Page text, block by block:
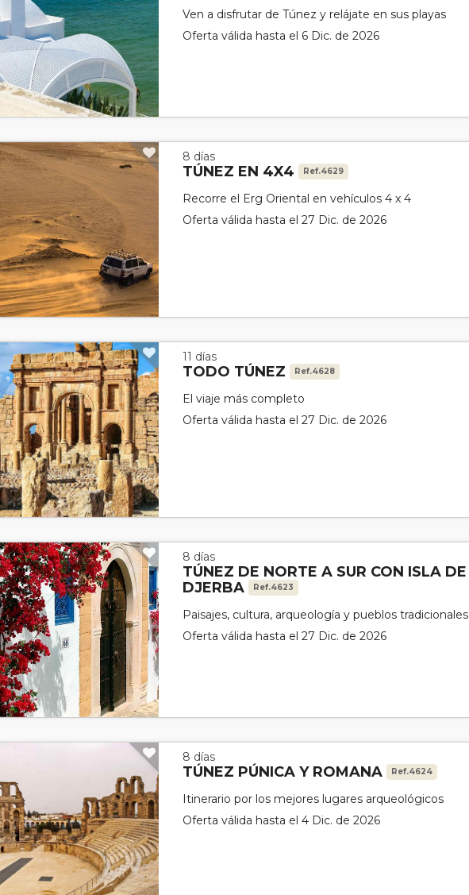
Ven a disfrutar de Túnez y relájate en sus playas
Oferta válida hasta el 6 Dic. de 2026
8 días
TÚNEZ EN 4X4 Ref.4629
Recorre el Erg Oriental en vehículos 4 x 4
Oferta válida hasta el 27 Dic. de 2026
11 días
TODO TÚNEZ Ref.4628
El viaje más completo
Oferta válida hasta el 27 Dic. de 2026
8 días
TÚNEZ DE NORTE A SUR CON ISLA DE
DJERBA
Ref.4623
Paisajes, cultura, arqueología y pueblos tradicionales
Oferta válida hasta el 27 Dic. de 2026
8 días
TÚNEZ PÚNICA Y ROMANA Ref.4624
Itinerario por los mejores lugares arqueológicos
Oferta válida hasta el 4 Dic. de 2026